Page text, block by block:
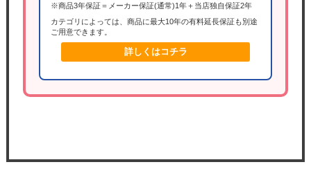
※商品3年保証＝メーカー保証(通常)1年＋当店独自保証2年
カテゴリによっては、商品に最大10年の有料延長保証も別途
ご用意できます。
詳しくはコチラ